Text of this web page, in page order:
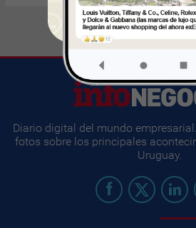
Diario digital del mundo
fotos sobre los principales
Uruguay.